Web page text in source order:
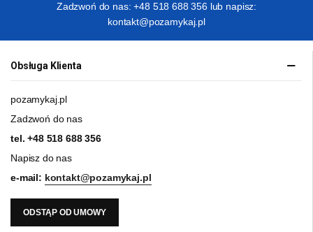
Zadzwoń do nas: +48 518 688 356 lub napisz:
kontakt@pozamykaj.pl
Obsługa Klienta
pozamykaj.pl
Zadzwoń do nas
tel.+48 518 688 356
Napisz do nas
e-mail: kontakt@pozamykaj.pl
ODSTĄP OD UMOWY